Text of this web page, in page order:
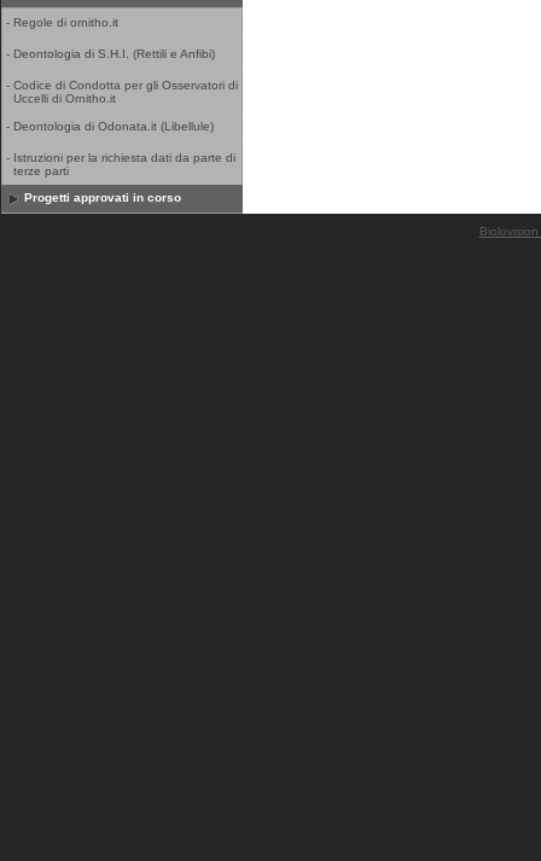
- Regole di ornitho.it
- Deontologia di S.H.I. (Rettili e Anfibi)
- Codice di Condotta per gli Osservatori di
Uccelli di Ornitho.it
- Deontologia di Odonata.it (Libellule)
- Istruzioni per la richiesta dati da parte di
terze parti
Progetti approvati in corso
Biolovision